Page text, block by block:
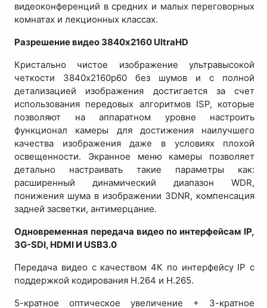
видеоконференций в средних и малых переговорных
комнатах и лекционных классах.
Разрешение видео 3840x2160 UltraHD
Кристально чистое изображение ультравысокой
четкости 3840x2160p60 без шумов и с полной
детализацией изображения достигается за счет
использования передовых алгоритмов ISP, которые
позволяют на аппаратном уровне настроить
функционал камеры для достижения наилучшего
качества изображения даже в условиях плохой
освещенности. Экранное меню камеры позволяет
детально настраивать такие параметры как:
расширенный динамический диапазон WDR,
понижения шума в изображении 3DNR, компенсация
задней засветки, антимерцание.
Одновременная передача видео по интерфейсам IP,
3G-SDI, HDMI И USB3.0
Передача видео с качеством 4К по интерфейсу IP с
поддержкой кодирования H.264 и H.265.
5-кратное оптическое увеличение + 3-кратное